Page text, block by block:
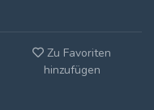
Zu Favoriten
hinzufügen